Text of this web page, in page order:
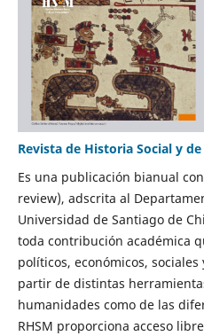
Revista de Historia Social y
Es una publicación bianual
review), adscrita al
Universidad de Santiago de
toda contribución académica
políticos, económicos,
partir de distintas
humanidades como de las
RHSM proporciona acceso